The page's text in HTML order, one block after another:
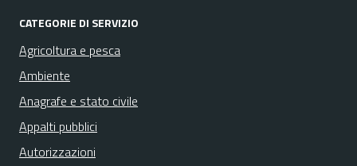
CATEGORIE DI SERVIZIO
Agricoltura e pesca
Ambiente
Anagrafe e stato civile
Appalti pubblici
Autorizzazioni